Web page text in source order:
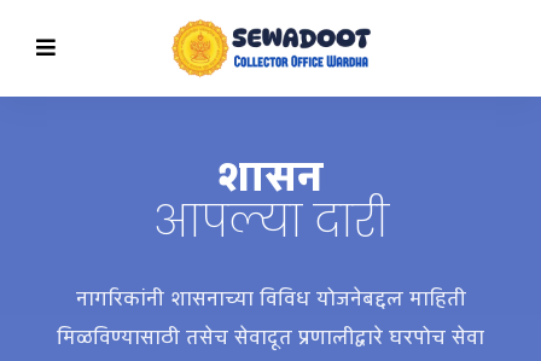
शासन
आपल्या दारी
नागरिकांनी शासनाच्या विविध योजनेबद्दल माहिती
मिळविण्यासाठी तसेच सेवादूत प्रणालीद्वारे घरपोच सेवा